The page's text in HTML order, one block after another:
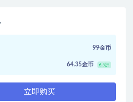
99金币
64.35金币 6.5折
立即购买